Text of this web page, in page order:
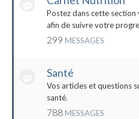
Postez dans cette
afin de suivre votre
299 MESSAGES
Santé
Vos articles et questions
santé.
788 MESSAGES